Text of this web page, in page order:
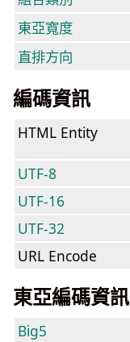
東亞寬度
直排方向
編碼資訊
HTML Entity
UTF-8
UTF-16
UTF-32
URL Encode
東亞編碼資訊
Big5